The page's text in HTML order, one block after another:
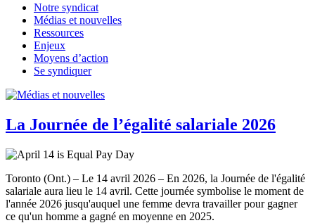
Notre syndicat
Médias et nouvelles
Ressources
Enjeux
Moyens d’action
Se syndiquer
La Journée de l’égalité salariale 2026
Toronto (Ont.) – Le 14 avril 2026 – En 2026, la Journée de l'égalité
salariale aura lieu le 14 avril. Cette journée symbolise le moment de
l'année 2026 jusqu'auquel une femme devra travailler pour gagner
ce qu'un homme a gagné en moyenne en 2025.